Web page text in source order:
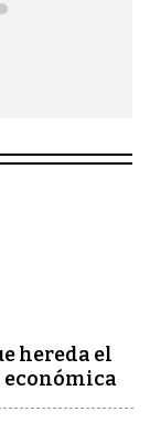
hereda el
económica